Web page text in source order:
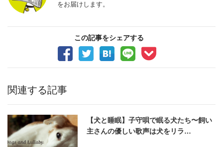
をお届けします。
この記事をシェアする
関連する記事
【犬と睡眠】子守唄で眠る犬たち〜飼い
主さんの優しい歌声は犬をリラ…